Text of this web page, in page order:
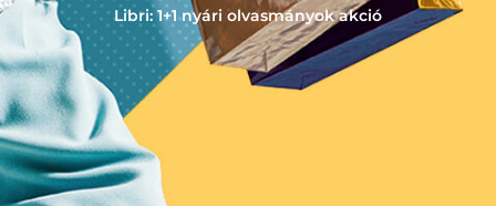
Libri: 1+1 nyári olvasmányok akció